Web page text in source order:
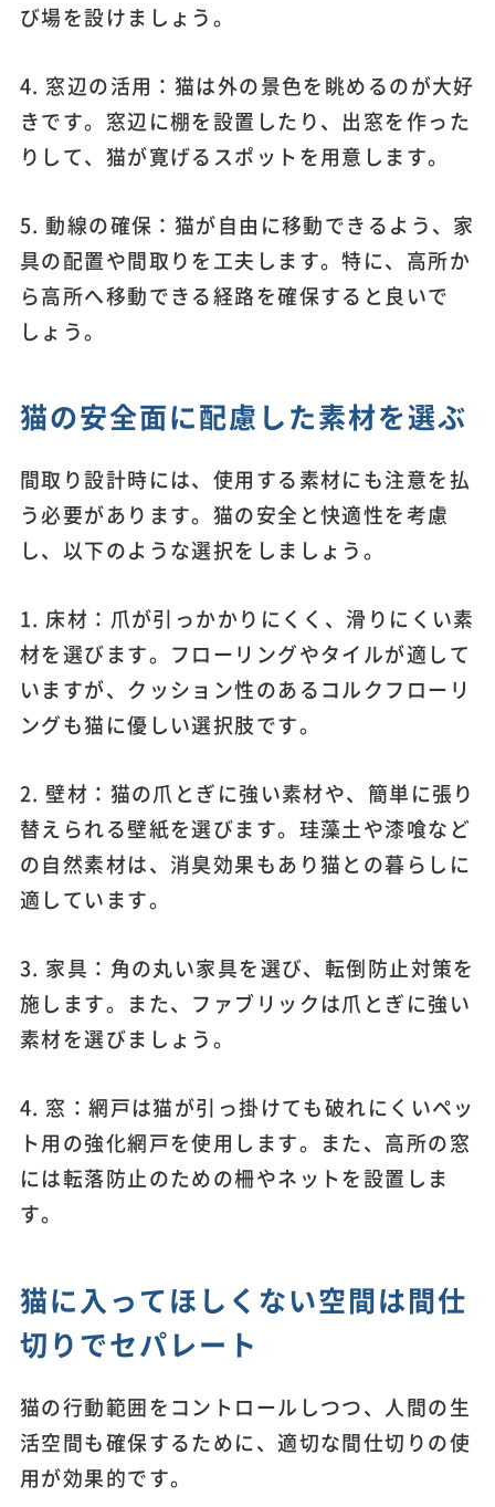
び場を設けましょう。
4. 窓辺の活用：猫は外の景色を眺めるのが大好
きです。窓辺に棚を設置したり、出窓を作った
りして、猫が寛げるスポットを用意します。
5. 動線の確保：猫が自由に移動できるよう、家
具の配置や間取りを工夫します。特に、高所か
ら高所へ移動できる経路を確保すると良いで
しょう。
猫の安全面に配慮した素材を選ぶ
間取り設計時には、使用する素材にも注意を払
う必要があります。猫の安全と快適性を考慮
し、以下のような選択をしましょう。
1. 床材：爪が引っかかりにくく、滑りにくい素
材を選びます。フローリングやタイルが適して
いますが、クッション性のあるコルクフローリ
ングも猫に優しい選択肢です。
2. 壁材：猫の爪とぎに強い素材や、簡単に張り
替えられる壁紙を選びます。珪藻土や漆喰など
の自然素材は、消臭効果もあり猫との暮らしに
適しています。
3. 家具：角の丸い家具を選び、転倒防止対策を
施します。また、ファブリックは爪とぎに強い
素材を選びましょう。
4. 窓：網戸は猫が引っ掛けても破れにくいペッ
ト用の強化網戸を使用します。また、高所の窓
には転落防止のための柵やネットを設置しま
す。
猫に入ってほしくない空間は間仕
切りでセパレート
猫の行動範囲をコントロールしつつ、人間の生
活空間も確保するために、適切な間仕切りの使
用が効果的です。